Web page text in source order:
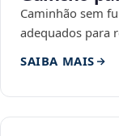
Caminhão sem
adequados para
SAIBA MAIS